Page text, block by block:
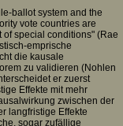
ballot system and the
vote countries are
special conditions" (Rae
emprische
die kausale
zu validieren (Nohlen
er zuerst
Effekte mit mehr
zwischen der
langfristige Effekte
sogar zufällige